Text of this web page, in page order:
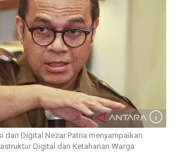
dan Digital Nezar Patria menyampaikan
Digital dan Ketahanan Warga